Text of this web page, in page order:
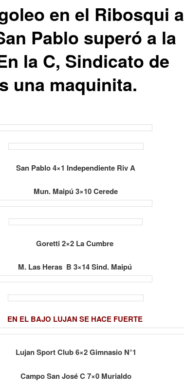
en el Ribosqui a
Pablo superó a la
la C, Sindicato de
una maquinita.
San Pablo 4×1 Independiente Riv A
Mun. Maipú 3×10 Cerede
Goretti 2×2 La Cumbre
M. Las Heras B 3×14 Sind. Maipú
EN EL BAJO LUJAN SE HACE FUERTE
Lujan Sport Club 6×2 Gimnasio N°1
Campo San José C 7×0 Murialdo